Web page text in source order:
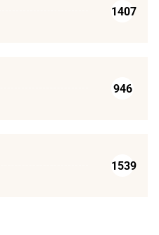
1407
946
1539